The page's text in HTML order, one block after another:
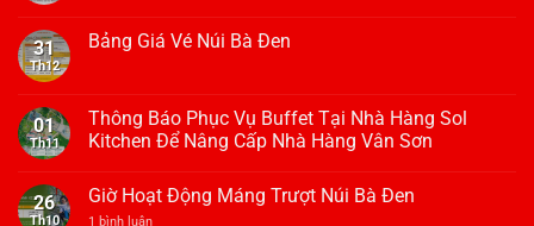
Động
Khu
Bà
Đen
Mới
31
Th12
Bảng Giá Vé Núi Bà Đen
luận
Bảng
Núi
Bà
Đen
01
Th11
Thông Báo Phục Vụ Buffet Tại Nhà Hàng Sol
Kitchen Để Nâng Cấp Nhà Hàng Vân Sơn
bình
luận
26
Th10
Giờ Hoạt Động Máng Trượt Núi Bà Đen
1 bình luậnở